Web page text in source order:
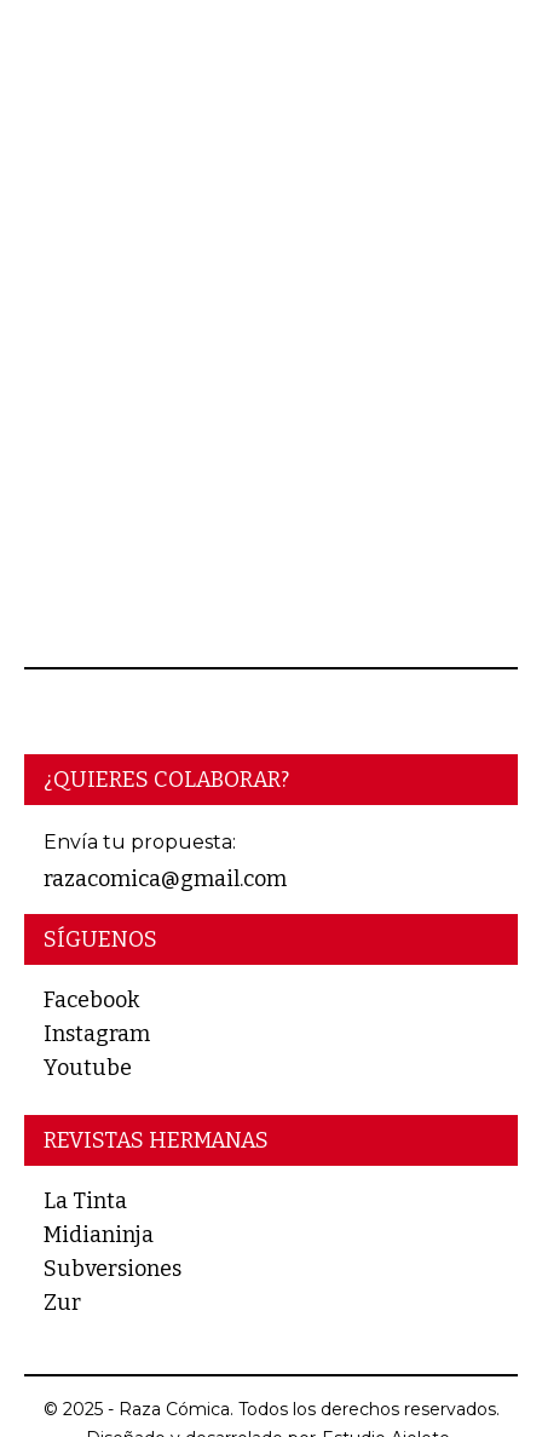
¿QUIERES COLABORAR?
Envía tu propuesta:
razacomica@gmail.com
SÍGUENOS
Facebook
Instagram
Youtube
REVISTAS HERMANAS
La Tinta
Midianinja
Subversiones
Zur
© 2025 - Raza Cómica. Todos los derechos reservados.